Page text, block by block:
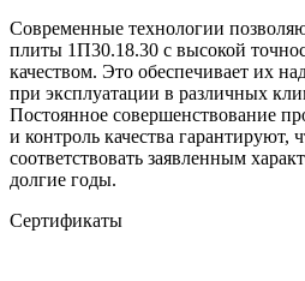
Современные технологии
плиты 1П30.18.30 с высокой
качеством. Это обеспечивает их
при эксплуатации в различных
Постоянное совершенствование
и контроль качества гарантируют,
соответствовать заявленным
долгие годы.
Сертификаты